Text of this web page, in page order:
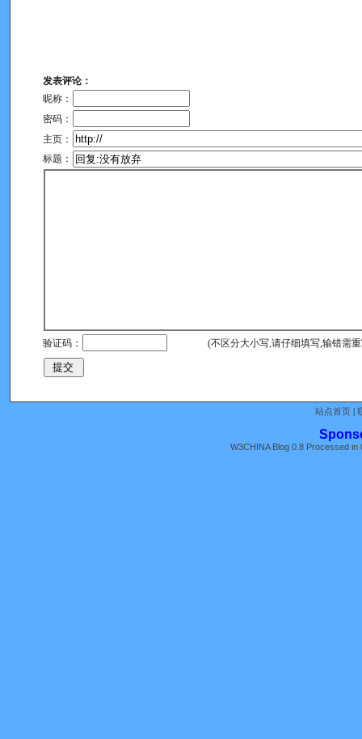
发表评论：
昵称：
密码：
主页：
标题：
验证码： (不区分大小写,请仔细填写,输错需
站点首页 |
W3CHINA Blog 0.8 Processed